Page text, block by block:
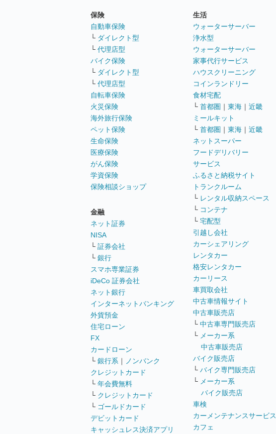
保険
自動車保険
└ ダイレクト型
└ 代理店型
バイク保険
└ ダイレクト型
└ 代理店型
自転車保険
火災保険
海外旅行保険
ペット保険
生命保険
医療保険
がん保険
学資保険
保険相談ショップ
金融
ネット証券
NISA
└ 証券会社
└ 銀行
スマホ専業証券
iDeCo 証券会社
ネット銀行
インターネットバンキング
外貨預金
住宅ローン
FX
カードローン
└ 銀行系 ｜
ノンバンク
クレジットカード
└ 年会費無料
└ クレジットカード
└ ゴールドカード
デビットカード
キャッシュレス決済アプリ
生活
ウォーターサーバー
浄水型
ウォーターサーバー
家事代行サービス
ハウスクリーニング
コインランドリー
食材宅配
└ 首都圏 ｜ 東海 ｜ 近畿
ミールキット
└ 首都圏 ｜ 東海 ｜ 近畿
ネットスーパー
フードデリバリー
サービス
ふるさと納税サイト
トランクルーム
└ レンタル収納スペース
└ コンテナ
└ 宅配型
引越し会社
カーシェアリング
レンタカー
格安レンタカー
カーリース
車買取会社
中古車情報サイト
中古車販売店
└ 中古車専門販売店
└ メーカー系
中古車販売店
バイク販売店
└ バイク専門販売店
└ メーカー系
バイク販売店
車検
カーメンテナンスサービス
カフェ